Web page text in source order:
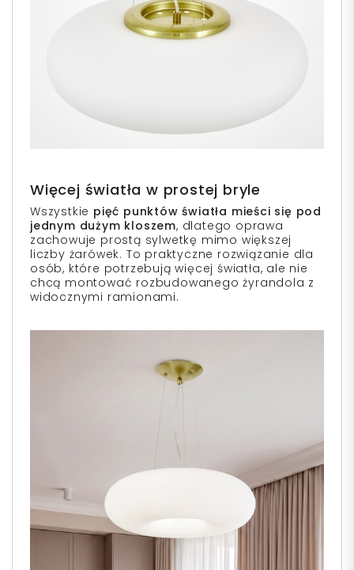
Więcej światła w prostej bryle
Wszystkie pięć punktów światła mieści się pod
jednym dużym kloszem, dlatego oprawa
zachowuje prostą sylwetkę mimo większej
liczby żarówek. To praktyczne rozwiązanie dla
osób, które potrzebują więcej światła, ale nie
chcą montować rozbudowanego żyrandola z
widocznymi ramionami.